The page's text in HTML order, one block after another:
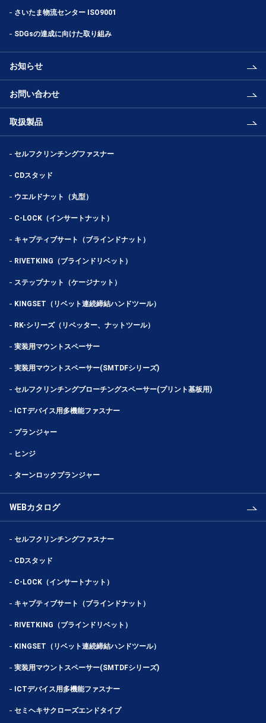
さいたま物流センター ISO9001
SDGsの達成に向けた取り組み
お知らせ
お問い合わせ
取扱製品
セルフクリンチングファスナー
CDスタッド
ウエルドナット（丸型）
C-LOCK（インサートナット）
キャプティブサート（ブラインドナット）
RIVETKING（ブラインドリベット）
ステップナット（ケージナット）
KINGSET（リベット連続締結ハンドツール）
RK-シリーズ（リベッター、ナットツール）
実装用マウントスペーサー
実装用マウントスペーサー(SMTDFシリーズ)
セルフクリンチングブローチングスペーサー(プリント基板用)
ICTデバイス用多機能ファスナー
プランジャー
ヒンジ
ターンロックプランジャー
WEBカタログ
セルフクリンチングファスナー
CDスタッド
C-LOCK（インサートナット）
キャプティブサート（ブラインドナット）
RIVETKING（ブラインドリベット）
KINGSET（リベット連続締結ハンドツール）
実装用マウントスペーサー(SMTDFシリーズ)
ICTデバイス用多機能ファスナー
セミヘキサクローズエンドタイプ